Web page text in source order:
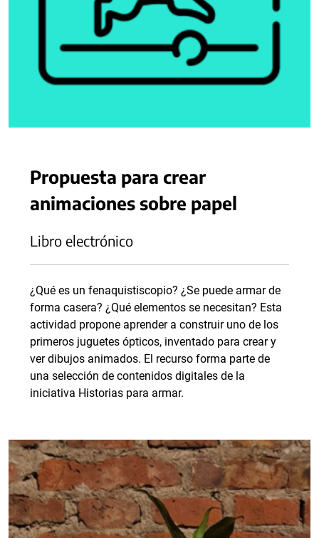
Propuesta para crear
animaciones sobre papel
Libro electrónico
¿Qué es un fenaquistiscopio? ¿Se puede armar de
forma casera? ¿Qué elementos se necesitan? Esta
actividad propone aprender a construir uno de los
primeros juguetes ópticos, inventado para crear y
ver dibujos animados. El recurso forma parte de
una selección de contenidos digitales de la
iniciativa Historias para armar.